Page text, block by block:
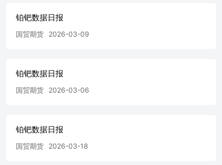
铂钯数据日报
国贸期货 2026-03-09
铂钯数据日报
国贸期货 2026-03-06
铂钯数据日报
国贸期货 2026-03-18